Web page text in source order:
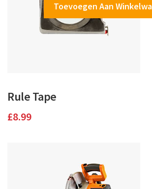
Toevoegen Aan
Rule Tape
£8.99